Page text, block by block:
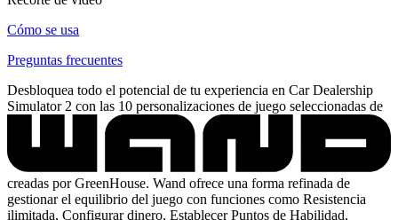
Cómo se usa
Preguntas frecuentes
Desbloquea todo el potencial de tu experiencia en Car Dealership
Simulator 2 con las 10 personalizaciones de juego seleccionadas de
creadas por GreenHouse. Wand ofrece una forma refinada de
gestionar el equilibrio del juego con funciones como Resistencia
ilimitada, Configurar dinero, Establecer Puntos de Habilidad,